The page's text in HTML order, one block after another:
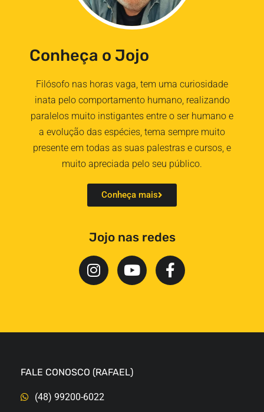
Conheça o Jojo
Filósofo nas horas vaga, tem uma curiosidade
inata pelo comportamento humano, realizando
paralelos muito instigantes entre o ser humano e
a evolução das espécies, tema sempre muito
presente em todas as suas palestras e cursos, e
muito apreciada pelo seu público.
Conheça mais
Jojo nas redes
FALE CONOSCO (RAFAEL)
(48) 99200-6022